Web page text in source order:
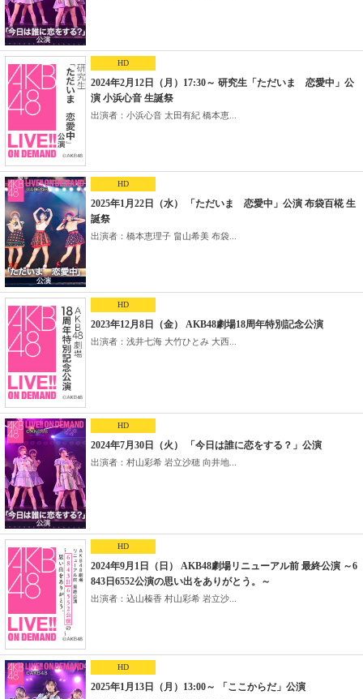
HD
2024年2月12日（月）17:30～ 研究生「ただいま 恋愛中」公
演 小浜心音 生誕祭
出演者：小浜心音 太田有紀 橋本恵...
HD
2025年1月22日（水） 「ただいま 恋愛中」公演 布袋百椛 生
誕祭
出演者：橋本恵理子 畠山希美 布袋...
HD
2023年12月8日（金） AKB48劇場18周年特別記念公演
出演者：浅井七海 大竹ひとみ 大西...
HD
2024年7月30日（火） 「今日は誰に恋をする？」公演
出演者：村山彩希 岩立沙穂 向井地...
HD
2024年9月1日（日） AKB48劇場リニューアル前 最終公演 ～6
843日6552公演の思い出をありがとう。～
出演者：込山榛香 村山彩希 岩立沙...
HD
2025年1月13日（月）13:00～ 「ここからだ」公演